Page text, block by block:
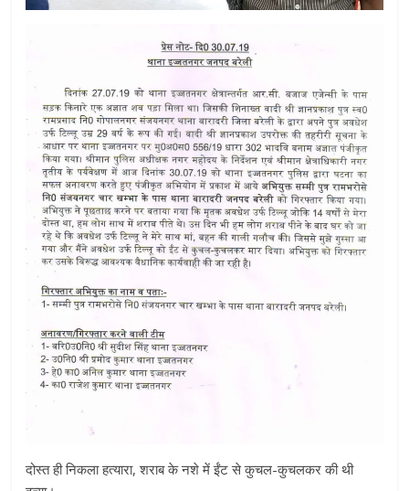
दोस्त ही निकला हत्यारा, शराब के नशे में ईंट से कुचल-कुचलकर की थी